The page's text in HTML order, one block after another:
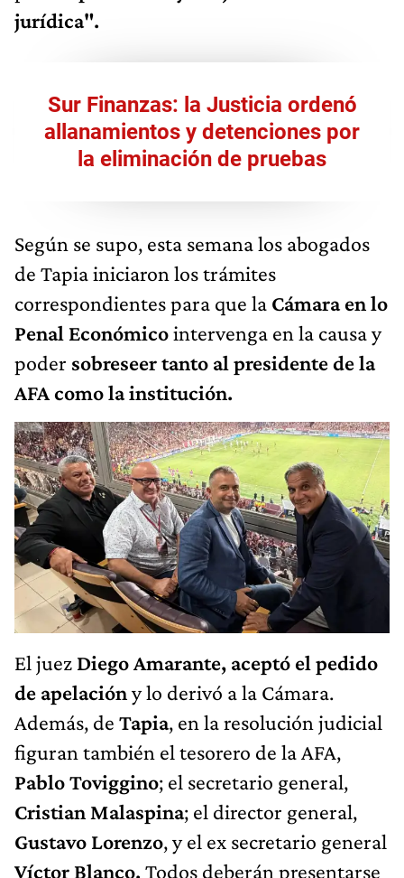
jurídica".
Sur Finanzas: la Justicia ordenó
allanamientos y detenciones por
la eliminación de pruebas
Según se supo, esta semana los abogados
de Tapia iniciaron los trámites
correspondientes para que la Cámara en lo
Penal Económicointervenga en la causa y
poder sobreseer tanto al presidente de la
AFA como la institución.
El juez Diego Amarante, aceptó el pedido
de apelacióny lo derivó a la Cámara.
Además, de Tapia, en la resolución judicial
figuran también el tesorero de la AFA,
Pablo Toviggino; el secretario general,
Cristian Malaspina; el director general,
Gustavo Lorenzo, y el ex secretario general
Víctor Blanco. Todos deberán presentarse